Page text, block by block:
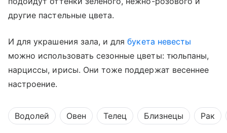
другие пастельные цвета.
И для украшения зала, и длябукета невесты
можно использовать сезонные цветы: тюльпаны,
нарциссы, ирисы. Они тоже поддержат весеннее
настроение.
Водолей Овен Телец Близнецы Рак